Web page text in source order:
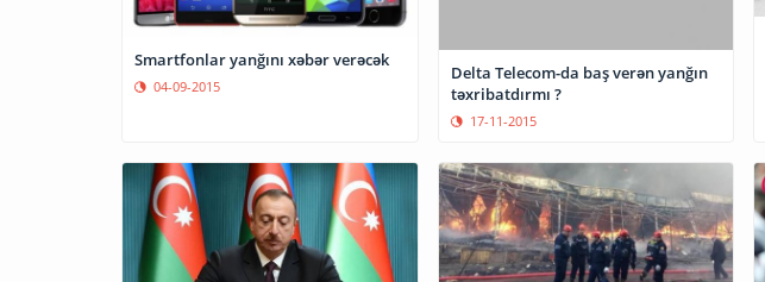
Smartfonlar yanğını xəbər verəcək
04-09-2015
Delta Telecom-da baş verən yanğın
təxribatdırmı ?
17-11-2015